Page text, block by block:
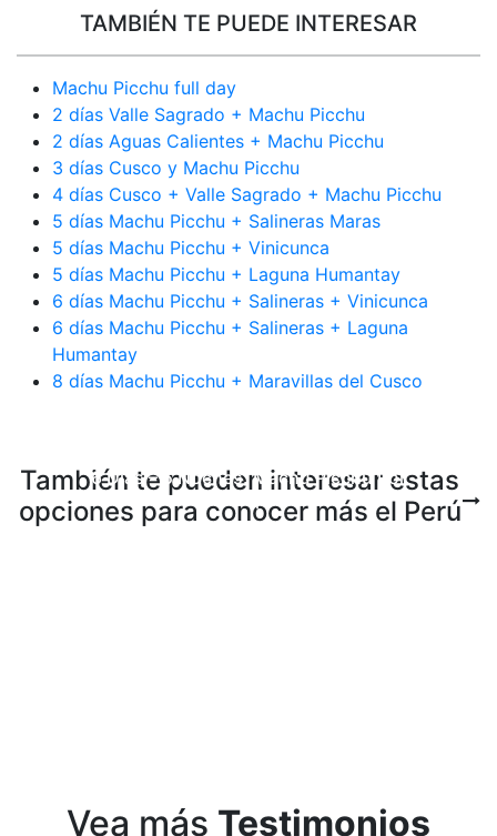
TAMBIÉN TE PUEDE INTERESAR
Machu Picchu full day
2 días Valle Sagrado + Machu Picchu
2 días Aguas Calientes + Machu Picchu
3 días Cusco y Machu Picchu
4 días Cusco + Valle Sagrado + Machu Picchu
5 días Machu Picchu + Salineras Maras
5 días Machu Picchu + Vinicunca
5 días Machu Picchu + Laguna Humantay
6 días Machu Picchu + Salineras + Vinicunca
6 días Machu Picchu + Salineras + Laguna
Humantay
8 días Machu Picchu + Maravillas del Cusco
También te pueden interesar estas
opciones para conocer más el Perú
6 Días – 5 Noches: Machu Picchu Por
5 Días – 4 Noches: Machu Picchu y
Vea más Testimonios